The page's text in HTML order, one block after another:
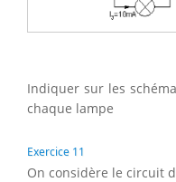
Indiquer sur les
chaque lampe
Exercice 11
On considère le circuit